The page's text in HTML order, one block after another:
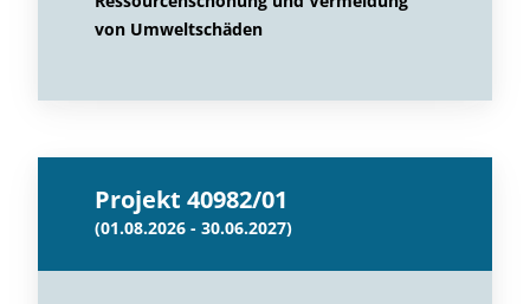
von Umweltschäden
Projekt 40982/01
(01.08.2026 - 30.06.2027)